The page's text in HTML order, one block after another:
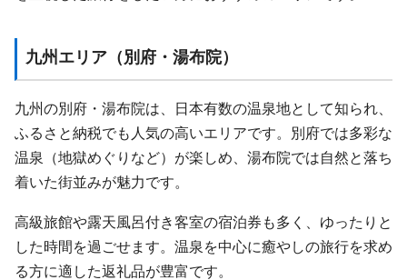
九州エリア（別府・湯布院）
九州の別府・湯布院は、日本有数の温泉地として知られ、
ふるさと納税でも人気の高いエリアです。別府では多彩な
温泉（地獄めぐりなど）が楽しめ、湯布院では自然と落ち
着いた街並みが魅力です。
高級旅館や露天風呂付き客室の宿泊券も多く、ゆったりと
した時間を過ごせます。温泉を中心に癒やしの旅行を求め
る方に適した返礼品が豊富です。